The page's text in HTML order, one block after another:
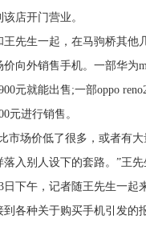
店开门营业。
生一起，在马驹桥其他
价向外销售手机。一部华为
元就能出售;一部oppo
元进行销售。
场价低了很多，或者有大
落入别人设下的套路。”王
下午，记者随王先生一起
到各种关于购买手机引发的